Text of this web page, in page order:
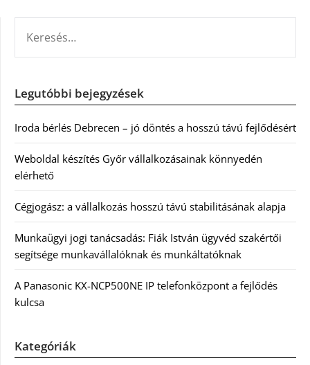
Legutóbbi bejegyzések
Iroda bérlés Debrecen – jó döntés a hosszú távú fejlődésért
Weboldal készítés Győr vállalkozásainak könnyedén
elérhető
Cégjogász: a vállalkozás hosszú távú stabilitásának alapja
Munkaügyi jogi tanácsadás: Fiák István ügyvéd szakértői
segítsége munkavállalóknak és munkáltatóknak
A Panasonic KX-NCP500NE IP telefonközpont a fejlődés
kulcsa
Kategóriák